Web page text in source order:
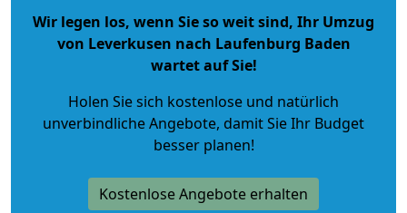
Wir legen los, wenn Sie so weit sind, Ihr Umzug
von Leverkusen nach Laufenburg Baden
wartet auf Sie!
Holen Sie sich kostenlose und natürlich
unverbindliche Angebote, damit Sie Ihr Budget
besser planen!
Kostenlose Angebote erhalten